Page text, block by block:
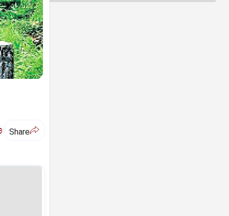
Share